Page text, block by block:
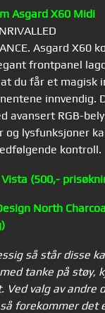
Asgard X60 Midi
Asgard X60
frontpanel
du får et magisk
innvendig.
avansert RGB-
og lysfunksjoner
kontroll.
(500,-
North
så står disse
tanke på støy,
Ved valg av andre
forekommer det